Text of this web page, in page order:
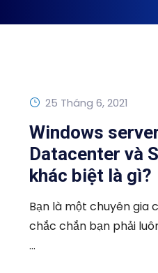
25 Tháng 6, 2021
Windows
Datacenter và
khác biệt là gì?
Bạn là một chuyên gia
chắc chắn bạn phải
...